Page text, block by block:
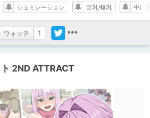
ウォッチ 1
シュミレーション 巨乳/爆乳 中出
2ND ATTRACT